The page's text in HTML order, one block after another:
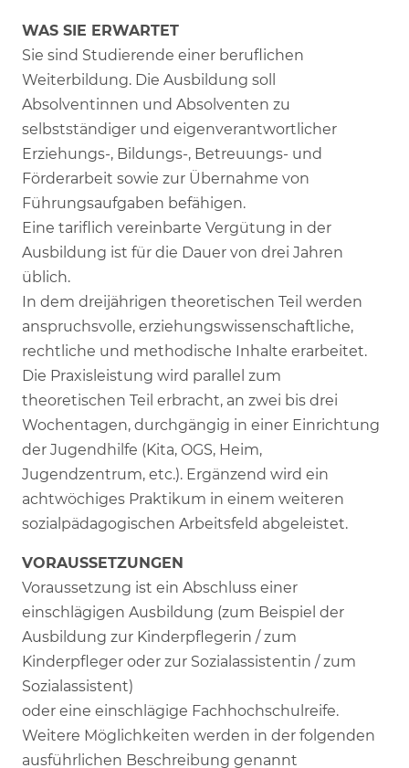
WAS SIE ERWARTET
Sie sind Studierende einer beruflichen
Weiterbildung. Die Ausbildung soll
Absolventinnen und Absolventen zu
selbstständiger und eigenverantwortlicher
Erziehungs-, Bildungs-, Betreuungs- und
Förderarbeit sowie zur Übernahme von
Führungsaufgaben befähigen.
Eine tariflich vereinbarte Vergütung in der
Ausbildung ist für die Dauer von drei Jahren
üblich.
In dem dreijährigen theoretischen Teil werden
anspruchsvolle, erziehungswissenschaftliche,
rechtliche und methodische Inhalte erarbeitet.
Die Praxisleistung wird parallel zum
theoretischen Teil erbracht, an zwei bis drei
Wochentagen, durchgängig in einer Einrichtung
der Jugendhilfe (Kita, OGS, Heim,
Jugendzentrum, etc.). Ergänzend wird ein
achtwöchiges Praktikum in einem weiteren
sozialpädagogischen Arbeitsfeld abgeleistet.
VORAUSSETZUNGEN
Voraussetzung ist ein Abschluss einer
einschlägigen Ausbildung (zum Beispiel der
Ausbildung zur Kinderpflegerin / zum
Kinderpfleger oder zur Sozialassistentin / zum
Sozialassistent)
oder eine einschlägige Fachhochschulreife.
Weitere Möglichkeiten werden in der folgenden
ausführlichen Beschreibung genannt